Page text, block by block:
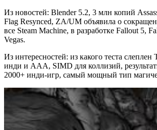
Из новостей: Blender 5.2, 3 млн копий
Flag Resynced, ZA/UM объявила о
все Steam Machine, в разработке Fallout 5,
Vegas.
Из интересностей: из какого теста слеплен
инди и AAA, SIMD для коллизий,
2000+ инди-игр, самый мощный тип